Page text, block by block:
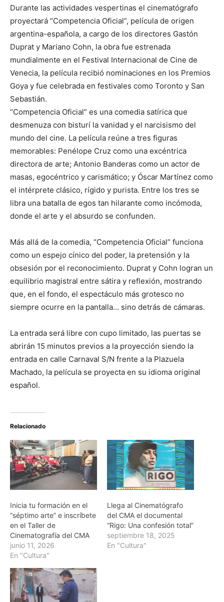
Durante las actividades vespertinas el cinematógrafo
proyectará “Competencia Oficial”, película de origen
argentina-española, a cargo de los directores Gastón
Duprat y Mariano Cohn, la obra fue estrenada
mundialmente en el Festival Internacional de Cine de
Venecia, la película recibió nominaciones en los Premios
Goya y fue celebrada en festivales como Toronto y San
Sebastián.
“Competencia Oficial” es una comedia satírica que
desmenuza con bisturí la vanidad y el narcisismo del
mundo del cine. La película reúne a tres figuras
memorables: Penélope Cruz como una excéntrica
directora de arte; Antonio Banderas como un actor de
masas, egocéntrico y carismático; y Óscar Martínez como
el intérprete clásico, rígido y purista. Entre los tres se
libra una batalla de egos tan hilarante como incómoda,
donde el arte y el absurdo se confunden.
Más allá de la comedia, “Competencia Oficial” funciona
como un espejo cínico del poder, la pretensión y la
obsesión por el reconocimiento. Duprat y Cohn logran un
equilibrio magistral entre sátira y reflexión, mostrando
que, en el fondo, el espectáculo más grotesco no
siempre ocurre en la pantalla… sino detrás de cámaras.
La entrada será libre con cupo limitado, las puertas se
abrirán 15 minutos previos a la proyección siendo la
entrada en calle Carnaval S/N frente a la Plazuela
Machado, la película se proyecta en su idioma original
español.
Relacionado
Inicia tu formación en el
“séptimo arte” e inscríbete
en el Taller de
Cinematografía del CMA
junio 11, 2026
En "Cultura"
Llega al Cinematógrafo
del CMA el documental
“Rigo: Una confesión total”
septiembre 18, 2025
En "Cultura"